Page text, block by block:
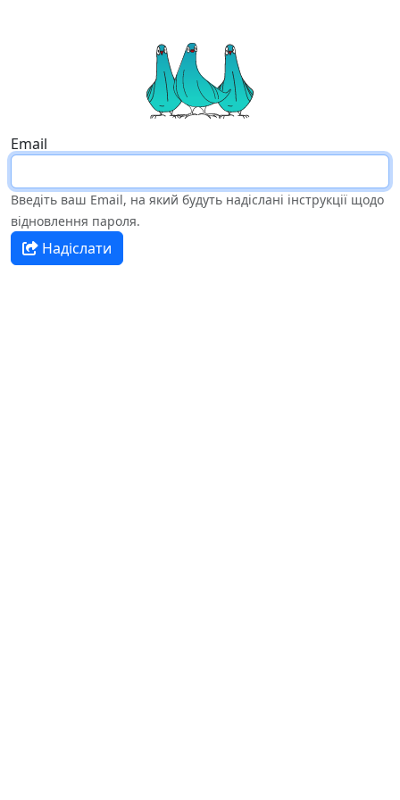
Email
Введіть ваш Email, на який будуть надіслані інструкції щодо
відновлення пароля.
Надіслати